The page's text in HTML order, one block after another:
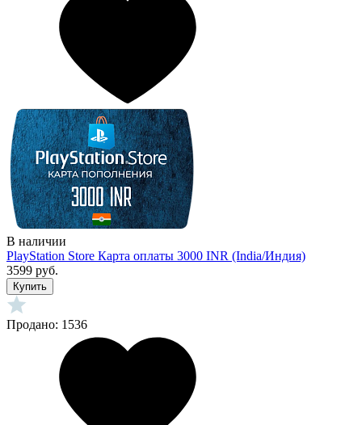
В наличии
PlayStation Store Карта оплаты 3000 INR (India/Индия)
3599 руб.
Купить
Продано: 1536